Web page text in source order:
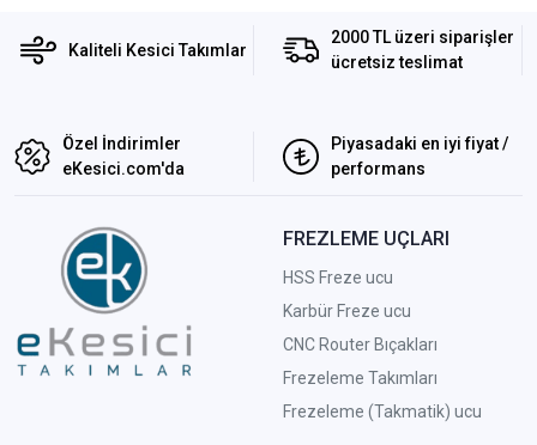
Kaliteli Kesici Takımlar
2000 TL üzeri siparişler
ücretsiz teslimat
Özel İndirimler
eKesici.com'da
Piyasadaki en iyi fiyat /
performans
FREZLEME UÇLARI
HSS Freze ucu
Karbür Freze ucu
CNC Router Bıçakları
Frezeleme Takımları
Frezeleme (Takmatik) ucu